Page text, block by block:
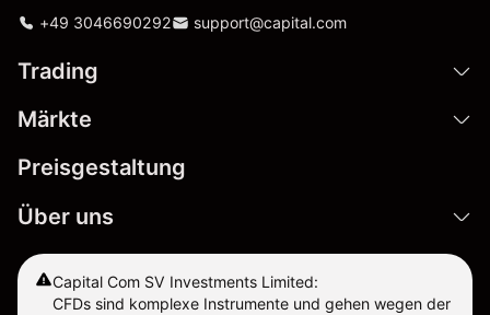
+49 3046690292 support@capital.com
Trading
Märkte
Preisgestaltung
Über uns
Capital Com SV Investments Limited:
CFDs sind komplexe Instrumente und gehen wegen der